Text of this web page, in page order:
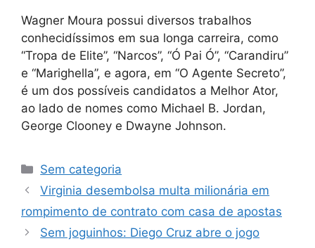
Wagner Moura possui diversos trabalhos
conhecidíssimos em sua longa carreira, como
“Tropa de Elite”, “Narcos”, “Ó Pai Ó”, “Carandiru”
e “Marighella”, e agora, em “O Agente Secreto”,
é um dos possíveis candidatos a Melhor Ator,
ao lado de nomes como Michael B. Jordan,
George Clooney e Dwayne Johnson.
Categorias
Sem categoria
Virginia desembolsa multa milionária em
rompimento de contrato com casa de apostas
Sem joguinhos: Diego Cruz abre o jogo